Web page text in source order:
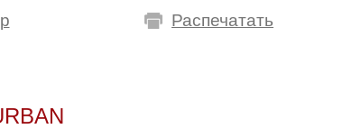
Распечатать